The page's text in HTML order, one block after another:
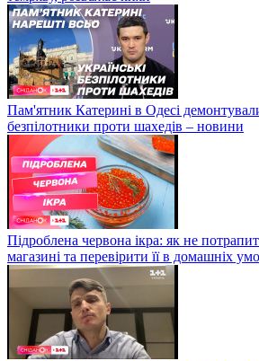
Пам'ятник Катерині в Одесі
безпілотники проти шахедів – новини
Підроблена червона ікра: як не
магазині та перевірити її в домашніх